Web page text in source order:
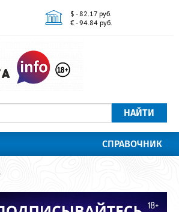
$ - 82.17 руб.
€ - 94.84 руб.
НАЙТИ
СПРАВОЧНИК